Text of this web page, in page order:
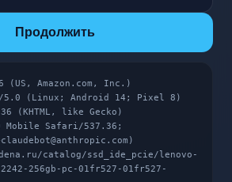
Продолжить
(US, Amazon.com, Inc.)
5.0 (Linux; Android 14; Pixel 8)
(KHTML, like Gecko)
Mobile Safari/537.36;
catalog/ssd_ide_pcie/lenovo-
2242-256gb-pc-01fr527-01fr527-